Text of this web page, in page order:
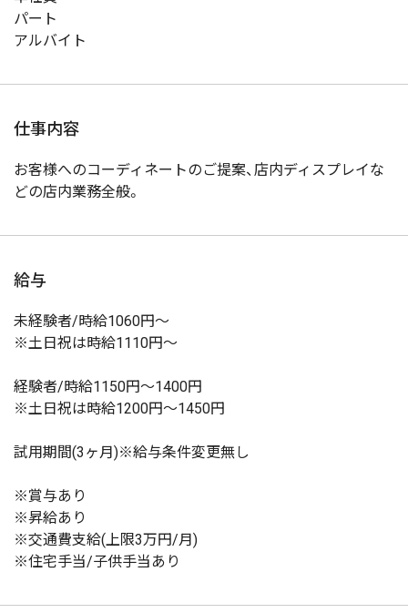
パート
アルバイト
仕事内容
お客様へのコーディネートのご提案、店内ディスプレイな
どの店内業務全般。
給与
未経験者/時給1060円〜
※土日祝は時給1110円〜
経験者/時給1150円〜1400円
※土日祝は時給1200円〜1450円
試用期間(3ヶ月)※給与条件変更無し
※賞与あり
※昇給あり
※交通費支給(上限3万円/月)
※住宅手当/子供手当あり